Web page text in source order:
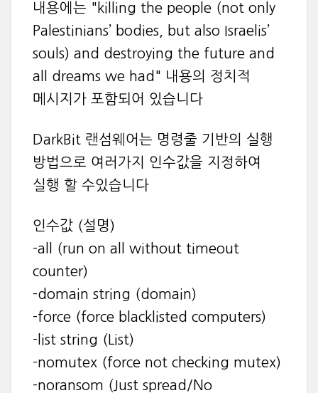
내용에는 "killing the people (not only
Palestinians’ bodies, but also Israelis’
souls) and destroying the future and
all dreams we had" 내용의 정치적
메시지가 포함되어 있습니다
DarkBit 랜섬웨어는 명령줄 기반의 실행
방법으로 여러가지 인수값을 지정하여
실행 할 수있습니다
인수값 (설명)
-all (run on all without timeout
counter)
-domain string (domain)
-force (force blacklisted computers)
-list string (List)
-nomutex (force not checking mutex)
-noransom (Just spread/No